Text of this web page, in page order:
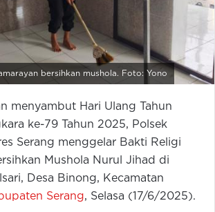
bersihkan mushola. Foto: Yono
menyambut Hari Ulang Tahun
ke-79 Tahun 2025, Polsek
Serang menggelar Bakti Religi
Mushola Nurul Jihad di
Desa Binong, Kecamatan
Serang, Selasa (17/6/2025).